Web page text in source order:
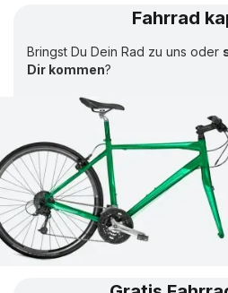
Fahrrad
Bringst Du Dein Rad zu uns oder
Dir kommen?